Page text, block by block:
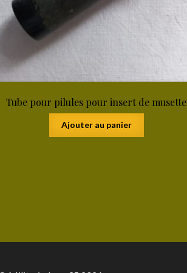
Tube pour pilules pour insert de musette
Ajouter au panier